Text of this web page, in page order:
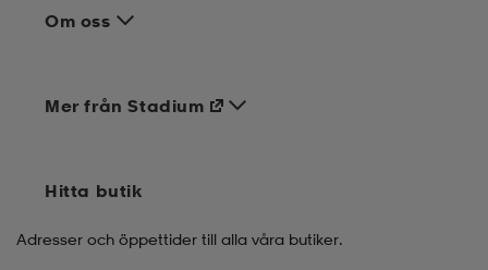
Om oss
Mer från Stadium
Hitta butik
Adresser och öppettider till alla våra butiker.